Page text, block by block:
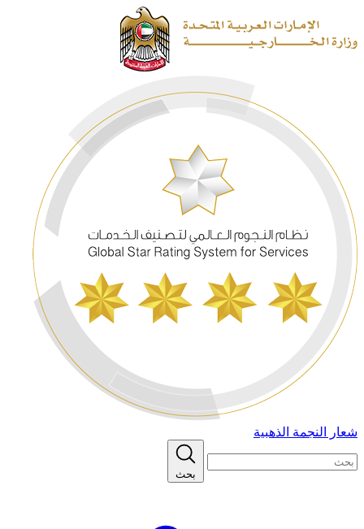
شعار النجمة الذهبية
بحث